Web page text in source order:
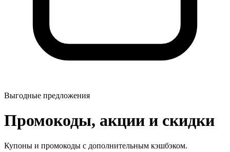
Выгодные предложения
Промокоды, акции и скидки
Купоны и промокоды с дополнительным кэшбэком.